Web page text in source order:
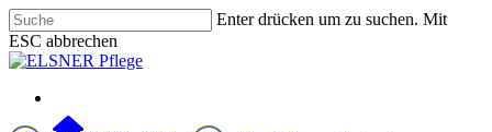
Enter drücken um zu suchen. Mit
ESC abbrechen